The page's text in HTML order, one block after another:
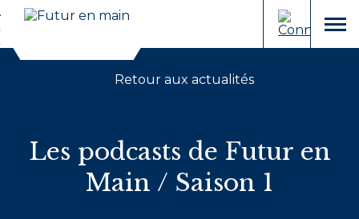
Aller
au
contenu
Aller
à
la
recherche
Retour aux actualités
Les podcasts de Futur en
Main / Saison 1
Cookies et traceurs utilisés sur ce site.